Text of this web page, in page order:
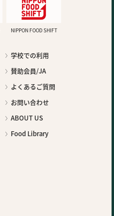
NIPPON FOOD SHIFT
学校での利用
賛助会員/JA
よくあるご質問
お問い合わせ
ABOUT US
Food Library